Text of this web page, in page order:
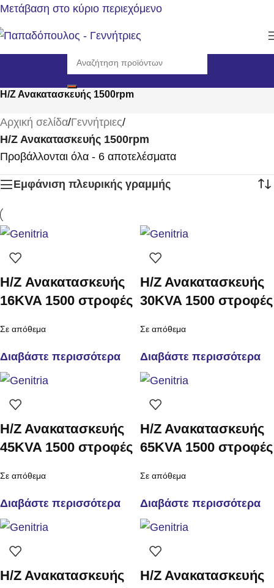
Μετάβαση στο κύριο περιεχόμενο
Η/Ζ Ανακατασκευής 1500rpm
Αρχική σελίδα/Γεννήτριες/
Η/Ζ Ανακατασκευής 1500rpm
Προβάλλονται όλα - 6 αποτελέσματα
Εμφάνιση πλευρικής γραμμής
H/Z Ανακατασκευής
16KVA 1500 στροφές
Σε απόθεμα
Διαβάστε περισσότερα
Η/Ζ Ανακατασκευής
30KVA 1500 στροφές
Σε απόθεμα
Διαβάστε περισσότερα
Η/Ζ Ανακατασκευής
45KVA 1500 στροφές
Σε απόθεμα
Διαβάστε περισσότερα
Η/Ζ Ανακατασκευής
65KVA 1500 στροφές
Σε απόθεμα
Διαβάστε περισσότερα
Η/Ζ Ανακατασκευής
Η/Ζ Ανακατασκευής